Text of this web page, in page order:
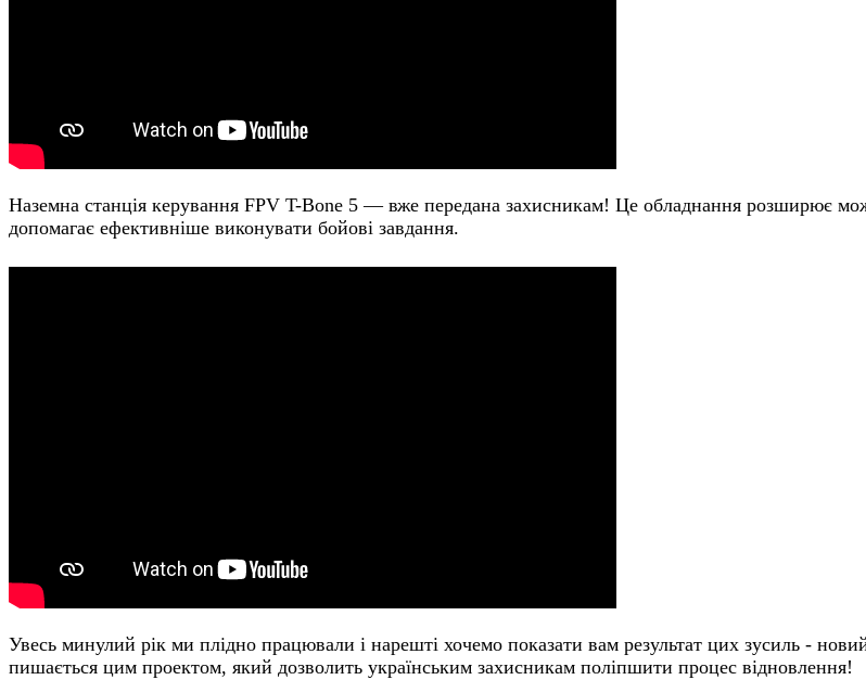
Наземна станція керування FPV T-Bone 5 — вже передана захисникам! Це обладнання розширює
допомагає ефективніше виконувати бойові завдання.
Увесь минулий рік ми плідно працювали і нарешті хочемо показати вам результат цих зусиль -
пишається цим проектом, який дозволить українським захисникам поліпшити процес відновлення!